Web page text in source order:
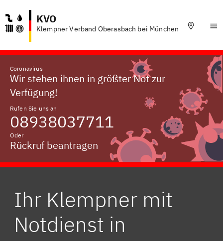
KVO
Klempner Verband Oberasbach bei München
Coronavirus
Wir stehen ihnen in größter Not zur
Verfügung!
Rufen Sie uns an
08938037711
Oder
Rückruf beantragen
Ihr Klempner mit
Notdienst in